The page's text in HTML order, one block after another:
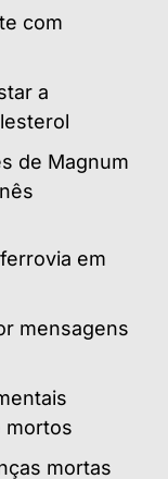
com
a
de Magnum
em
mensagens
mortos
mortas